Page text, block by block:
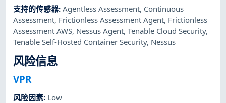
支持的传感器:Agentless Assessment, Continuous
Assessment, Frictionless Assessment Agent, Frictionless
Assessment AWS, Nessus Agent,Tenable Cloud Security,
Tenable Self-Hosted Container Security, Nessus
风险信息
VPR
风险因素: Low